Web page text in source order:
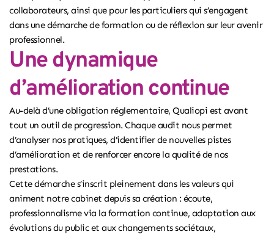
collaborateurs, ainsi que pour les particuliers qui s’engagent
dans une démarche de formation ou de réflexion sur leur avenir
professionnel.
Une dynamique
d’amélioration continue
Au-delà d’une obligation réglementaire, Qualiopi est avant
tout un outil de progression. Chaque audit nous permet
d’analyser nos pratiques, d’identifier de nouvelles pistes
d’amélioration et de renforcer encore la qualité de nos
prestations.
Cette démarche s’inscrit pleinement dans les valeurs qui
animent notre cabinet depuis sa création : écoute,
professionnalisme via la formation continue, adaptation aux
évolutions du public et aux changements sociétaux,